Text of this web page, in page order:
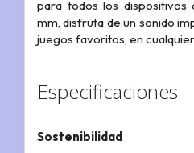
para todos los dispositivos
mm, disfruta de un sonido
juegos favoritos, en
Especificaciones
Sostenibilidad